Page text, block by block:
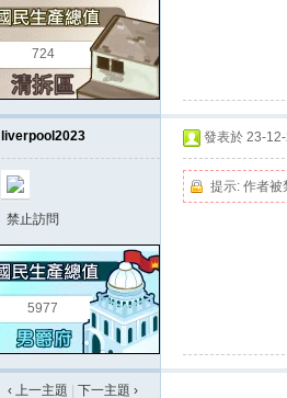
724
liverpool2023
禁止訪問
5977
發表於 23-
提示: 作者被
‹ 上一主題 下一主題 ›